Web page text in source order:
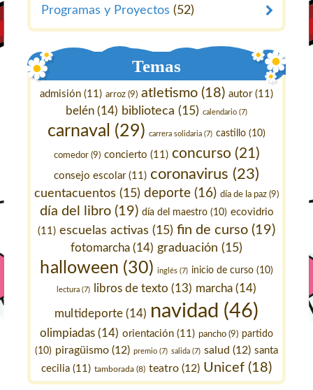
Programas y Proyectos (52)
Temas
admisión (11) arroz (9) atletismo (18) autor(11)
belén (14) biblioteca (15) calendario (7)
carnaval (29) carrera solidaria (7) castillo (10)
comedor(9) concierto (11) concurso (21)
consejo escolar(11) coronavirus (23)
cuentacuentos (15) deporte (16) día de la paz (9)
día del libro(19) día del maestro(10) ecovidrio
(11) escuelas activas (15) fin de curso (19)
fotomarcha (14) graduación (15)
halloween (30) inglés(7) inicio de curso(10)
lectura (7) libros de texto (13) marcha (14)
multideporte(14) navidad (46)
olimpiadas (14) orientación (11) pancho (9) partido
(10) piragüismo (12) premio (7) salida (7) salud (12) santa
cecilia (11) tamborada (8) teatro (12) Unicef (18)